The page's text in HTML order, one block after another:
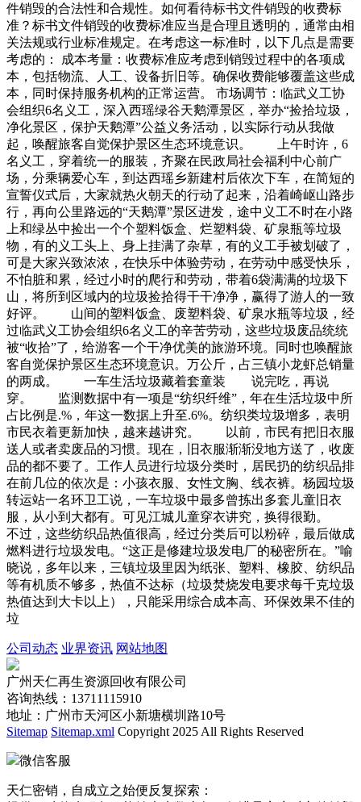
件销毁的合法性和合规性。如何看待标书文件销毁的收费标
准？标书文件销毁的收费标准应当是合理且透明的，通常由相
关法规或行业标准规定。在考虑这一标准时，以下几点是需要
考虑的： 成本考量：收费标准应考虑到销毁过程中的各项成
本，包括物流、人工、设备折旧等。确保收费能够覆盖这些成
本，同时保持服务机构的正常运营。 市场调节：临武义工协
会组织6名义工，深入西瑶绿谷天鹅潭景区，举办“捡拾垃圾，
净化景区，保护天鹅潭”公益义务活动，以实际行动从我做
起，唤醒旅客自觉保护景区生态环境意识。 上午时许，6
名义工，穿着统一的服装，齐聚在民政局社会福利中心前广
场，分乘辆爱心车，到达西瑶乡新建村后依次下车，在简短的
宣誓仪式后，大家就热火朝天的行动了起来，沿着崎岖山路步
行，再向公里路远的“天鹅潭”景区进发，途中义工不时在小路
上和绿丛中捡出一个个塑料饭盒、烂塑料袋、矿泉瓶等垃圾
物，有的义工头上、身上挂满了杂草，有的义工手被划破了，
可是大家兴致浓浓，在快乐中体验劳动，在劳动中感受快乐，
不怕脏和累，经过小时的爬行和劳动，带着6袋满满的垃圾下
山，将所到区域内的垃圾捡拾得干干净净，赢得了游人的一致
好评。 山间的塑料饭盒、废塑料袋、矿泉水瓶等垃圾，经
过临武义工协会组织6名义工的辛苦劳动，这些垃圾废品统统
被“收拾”了，给游客一个干净优美的旅游环境。同时也唤醒旅
客自觉保护景区生态环境意识。万公斤，占三镇小龙虾总销量
的两成。 一车生活垃圾藏着套童装 说完吃，再说
穿。 监测数据中有一项是“纺织纤维”，年在生活垃圾中所
占比例是.%，年这一数据上升至.6%。纺织类垃圾增多，表明
市民衣着更新加快，越来越讲究。 以前，市民有把旧衣服
送人或者卖废品的习惯。现在，旧衣服渐渐没地方送了，收废
品的都不要了。工作人员进行垃圾分类时，居民扔的纺织品排
在前几位的依次是：小孩衣服、女性文胸、线衣裤。杨园垃圾
转运站一名环卫工说，一车垃圾中最多曾拣出多套儿童旧衣
服，从小到大都有。可见江城儿童穿衣讲究，换得很勤。
不过，这些纺织品热值很高，经过分类后可以粉碎，最后做成
燃料进行垃圾发电。“这正是修建垃圾发电厂的秘密所在。”喻
晓说，多年以来，三镇垃圾里因为纸张、塑料、橡胶、纺织品
等有机质不够多，热值不达标（垃圾焚烧发电要求每千克垃圾
热值达到大卡以上），只能采用综合成本高、环保效果不佳的
垃
公司动态 业界资讯 网站地图
广州天仁再生资源回收有限公司
咨询热线：13711115910
地址：广州市天河区小新塘横圳路10号
Sitemap Sitemap.xml Copyright 2025 All Rights Reserved
微信客服
天仁密销，自成立之始便反复探索：